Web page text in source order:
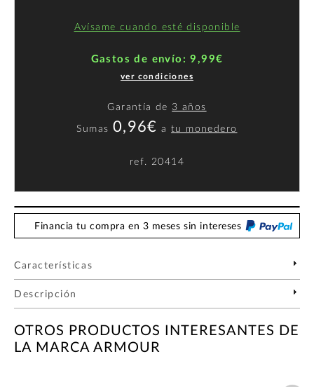
Avísame cuando esté disponible
Gastos de envío: 9,99€
ver condiciones
Garantía de 3 años
Sumas 0,96€ atu monedero
ref. 20414
Financia tu compra en 3 meses sin intereses
Características
Descripción
OTROS PRODUCTOS INTERESANTES DE
LA MARCA ARMOUR